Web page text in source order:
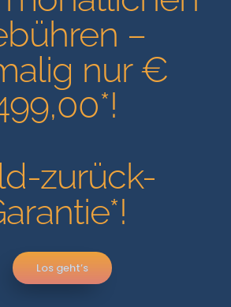
–
nur €
zurück-
Los geht’s